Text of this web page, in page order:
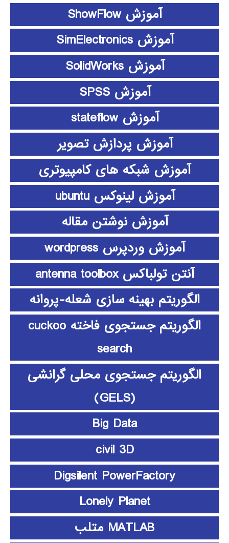
آموزش ShowFlow
آموزش SimElectronics
آموزش SolidWorks
آموزش SPSS
آموزش stateflow
آموزش پردازش تصویر
آموزش شبکه های کامپیوتری
آموزش لینوکس ubuntu
آموزش نوشتن مقاله
آموزش وردپرس wordpress
آنتن تولباکس antenna toolbox
الگوریتم بهینه سازی شعله-پروانه
الگوریتم جستجوی فاخته cuckoo
search
الگوریتم جستجوی محلی گرانشی
(GELS)
Big Data
civil 3D
Digsilent PowerFactory
Lonely Planet
MATLAB متلب